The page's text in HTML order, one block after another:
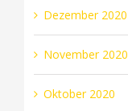
Dezember 2020
November 2020
Oktober 2020